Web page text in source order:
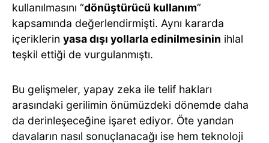
kullanılmasını “dönüştürücü kullanım”
kapsamında değerlendirmişti. Aynı kararda
içeriklerin yasa dışı yollarla edinilmesinin ihlal
teşkil ettiği de vurgulanmıştı.
Bu gelişmeler, yapay zeka ile telif hakları
arasındaki gerilimin önümüzdeki dönemde daha
da derinleşeceğine işaret ediyor. Öte yandan
davaların nasıl sonuçlanacağı ise hem teknoloji